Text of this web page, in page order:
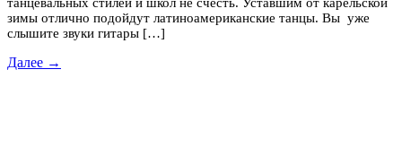
зимы отлично подойдут латиноамериканские танцы. Вы уже
слышите звуки гитары […]
Далее →